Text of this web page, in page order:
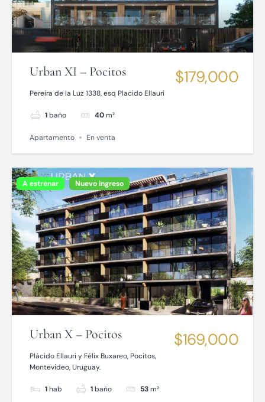
Urban XI – Pocitos
Pereira de la Luz 1338, esq Placido Ellauri
1baño 40m²
$179,000
Apartamento En venta
A estrenar Nuevo ingreso
Urban X – Pocitos
Plácido Ellauri y Félix Buxareo, Pocitos,
Montevideo, Uruguay.
1hab 1baño 53m²
$169,000